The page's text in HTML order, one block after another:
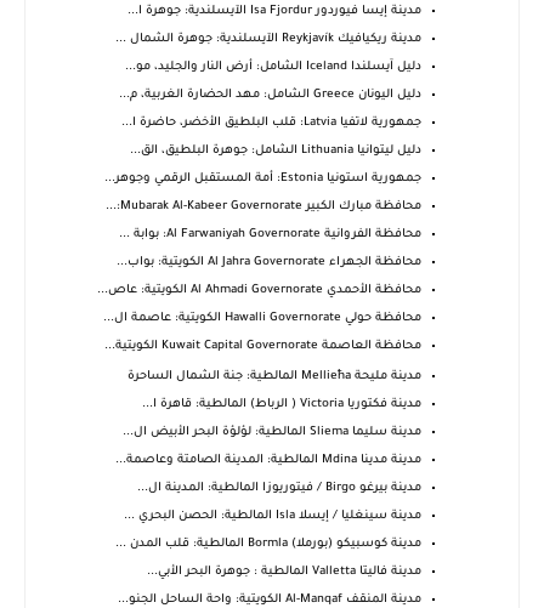
مدينة إيسا فيوردور Isa Fjordur الآيسلندية: جوهرة ا...
مدينة ريكيافيك Reykjavík الآيسلندية: جوهرة الشمال ...
دليل آيسلندا Iceland الشامل: أرض النار والجليد، مو...
دليل اليونان Greece الشامل: مهد الحضارة الغربية، م...
جمهورية لاتفيا Latvia: قلب البلطيق الأخضر، حاضرة ا...
دليل ليتوانيا Lithuania الشامل: جوهرة البلطيق، الق...
جمهورية استونيا Estonia: أمة المستقبل الرقمي وجوهر...
محافظة مبارك الكبير Mubarak Al-Kabeer Governorate:...
محافظة الفروانية Al Farwaniyah Governorate: بوابة ...
محافظة الجهراء Al Jahra Governorate الكويتية: بواب...
محافظة الأحمدي Al Ahmadi Governorate الكويتية: عاص...
محافظة حولي Hawalli Governorate الكويتية: عاصمة ال...
محافظة العاصمة Kuwait Capital Governorate الكويتية...
مدينة مليحة Mellieħa المالطية: جنة الشمال الساحرة
مدينة فكتوريا Victoria ( الرباط) المالطية: قاهرة ا...
مدينة سليما Sliema المالطية: لؤلؤة البحر الأبيض ال...
مدينة مدينا Mdina المالطية: المدينة الصامتة وعاصمة...
مدينة بيرغو Birgo / فيتوريوزا المالطية: المدينة ال...
مدينة سينغليا / إيسلا Isla المالطية: الحصن البحري ...
مدينة كوسبيكو (بورملا) Bormla المالطية: قلب المدن ...
مدينة فاليتا Valletta المالطية : جوهرة البحر الأبي...
مدينة المنقف Al-Manqaf الكويتية: واحة الساحل الجنو...